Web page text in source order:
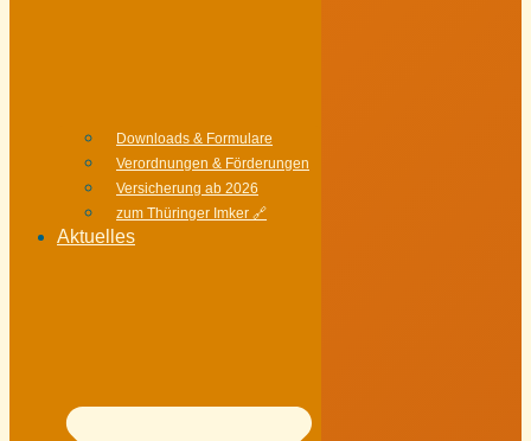
Downloads & Formulare
Verordnungen & Förderungen
Versicherung ab 2026
zum Thüringer Imker 🔗
Aktuelles